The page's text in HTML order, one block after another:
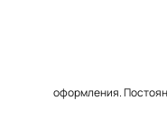
оформления.